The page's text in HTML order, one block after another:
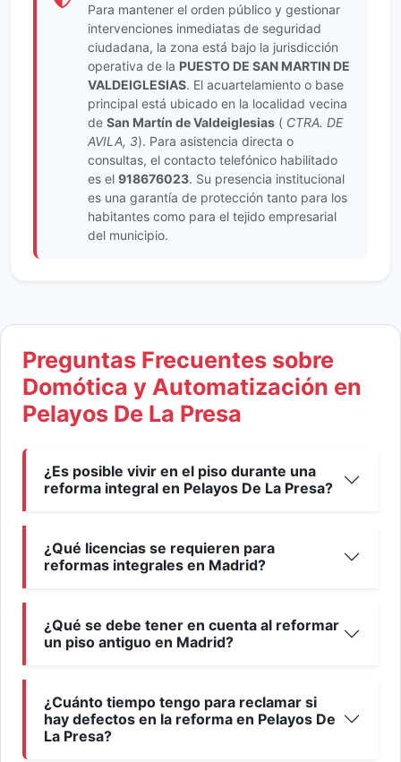
Para mantener el orden público y gestionar
intervenciones inmediatas de seguridad
ciudadana, la zona está bajo la jurisdicción
operativa de la PUESTO DE SAN MARTIN DE
VALDEIGLESIAS. El acuartelamiento o base
principal está ubicado en la localidad vecina
de San Martín de Valdeiglesias ( CTRA. DE
AVILA, 3). Para asistencia directa o
consultas, el contacto telefónico habilitado
es el 918676023. Su presencia institucional
es una garantía de protección tanto para los
habitantes como para el tejido empresarial
del municipio.
Preguntas Frecuentes sobre
Domótica y Automatización en
Pelayos De La Presa
¿Es posible vivir en el piso durante una
reforma integral en Pelayos De La Presa?
¿Qué licencias se requieren para
reformas integrales en Madrid?
¿Qué se debe tener en cuenta al reformar
un piso antiguo en Madrid?
¿Cuánto tiempo tengo para reclamar si
hay defectos en la reforma en Pelayos De
La Presa?